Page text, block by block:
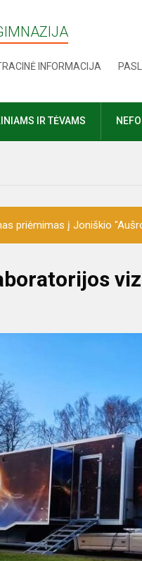
INFORMACIJA
IR TĖVAMS
priėmimas į Joniškio